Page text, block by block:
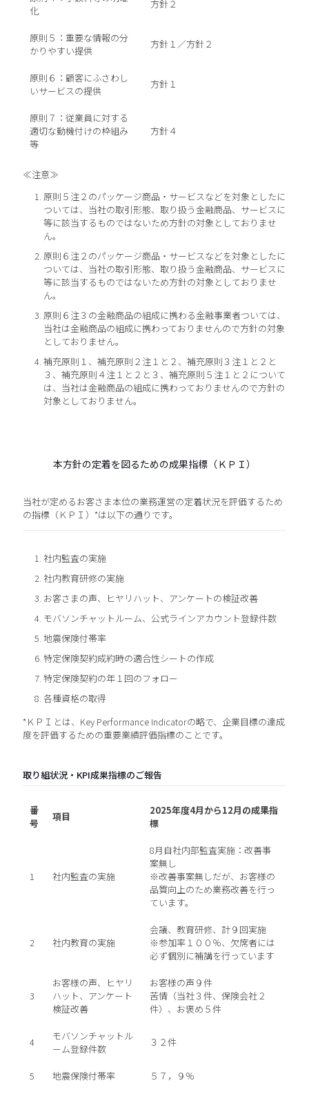
化
方針２
原則５：重要な情報の分
かりやすい提供
方針１／方針２
原則６：顧客にふさわし
いサービスの提供
方針１
原則７：従業員に対する
適切な動機付けの枠組み
等
方針４
≪注意≫
原則５注２のパッケージ商品・サービスなどを対象としたに
ついては、当社の取引形態、取り扱う金融商品、サービスに
等に該当するものではないため方針の対象としておりませ
ん。
原則６注２のパッケージ商品・サービスなどを対象としたに
ついては、当社の取引形態、取り扱う金融商品、サービスに
等に該当するものではないため方針の対象としておりませ
ん。
原則６注３の金融商品の組成に携わる金融事業者ついては、
当社は金融商品の組成に携わっておりませんので方針の対象
としておりません。
補充原則１、補充原則２注１と２、補充原則３注１と２と
３、補充原則４注１と２と３、補充原則５注１と２について
は、当社は金融商品の組成に携わっておりませんので方針の
対象としておりません。
本方針の定着を図るための成果指標（ＫＰＩ）
当社が定めるお客さま本位の業務運営の定着状況を評価するため
の指標（ＫＰＩ）*は以下の通りです。
社内監査の実施
社内教育研修の実施
お客さまの声、ヒヤリハット、アンケートの検証改善
モバソンチャットルーム、公式ラインアカウント登録件数
地震保険付帯率
特定保険契約成約時の適合性シートの作成
特定保険契約の年１回のフォロー
各種資格の取得
*ＫＰＩとは、Key Performance Indicatorの略で、企業目標の達成
度を評価するための重要業績評価指標のことです。
取り組状況・KPI成果指標のご報告
番
号
項目
2025年度4月から12月の成果指
標
1 社内監査の実施
8月自社内部監査実施：改善事
案無し
※改善事案無しだが、お客様の
品質向上のため業務改善を行っ
ています。
2 社内教育の実施
会議、教育研修、計９回実施
※参加率１００％、欠席者には
必ず個別に補講を行っています
3
お客様の声、ヒヤリ
ハット、アンケート
検証改善
お客様の声９件
苦情（当社３件、保険会社２
件）、お褒め５件
4
モバソンチャットル
ーム登録件数
３２件
5 地震保険付帯率 ５７，９％